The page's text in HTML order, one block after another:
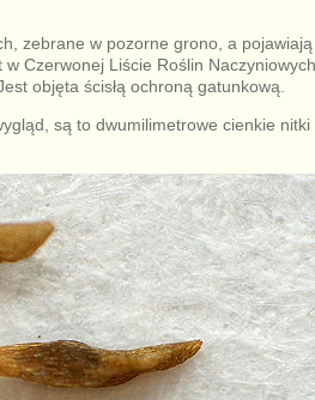
zebrane w pozorne grono, a
Czerwonej Liście Roślin
objęta ścisłą ochroną gatunkową.
są to dwumilimetrowe cienkie